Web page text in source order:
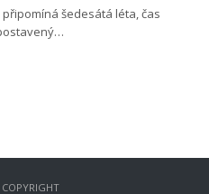
šedesátá léta, čas
COPYRIGHT